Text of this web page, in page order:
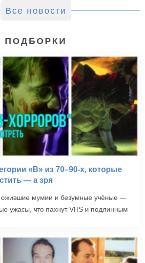
Все новости
ПОДБОРКИ
«B» из 70–90-х, которые
— а зря
ожившие мумии и безумные учёные —
ужасы, что пахнут VHS и подлинным